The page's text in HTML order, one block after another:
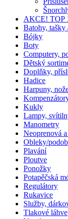
AKCE! TOP
Batohy, tašky
Bójky
Boty
Computery,
Dětský
Doplňky,
Hadice
Harpuny,
Kukly
Lampy,
Manometry
Neoprenová
Obleky/
Plavání
Ploutve
Ponožky
Potapěčská
Regulátory
Rukavice
Služby,
Tlakové láhve